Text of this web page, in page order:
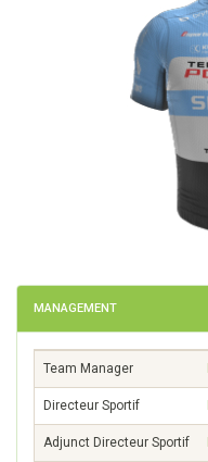
MANAGEMENT
Team Manager
Directeur Sportif
Adjunct Directeur Sportif